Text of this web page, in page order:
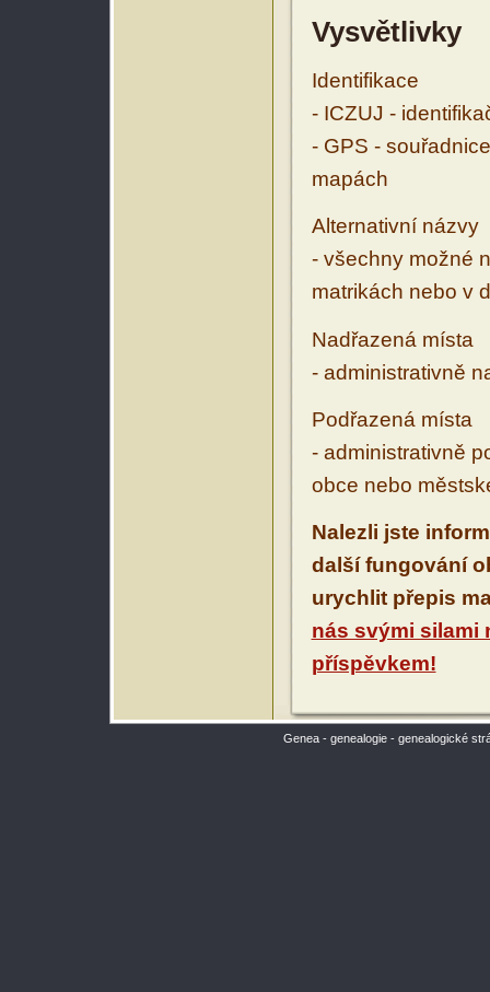
Vysvětlivky
Identifikace
- ICZUJ -
- GPS -
mapách
Alternativní názvy
- všechny možné
matrikách nebo v
Nadřazená místa
- administrativně
Podřazená místa
- administrativně
obce nebo
Nalezli jste
další fungování
urychlit přepis
nás svými silami
příspěvkem!
Genea - genealogie - genealogické